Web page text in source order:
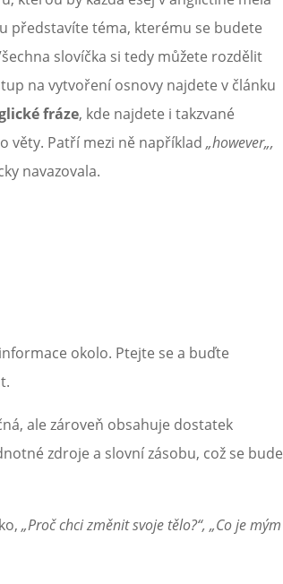
představíte téma, kterému se budete
slovíčka si tedy můžete rozdělit
na vytvoření osnovy najdete v článku
fráze, kde najdete i takzvané
věty. Patří mezi ně například „however„,
navazovala.
okolo. Ptejte se a buďte
ale zároveň obsahuje dostatek
zdroje a slovní zásobu, což se bude
„Proč chci změnit svoje tělo?“, „Co je mým